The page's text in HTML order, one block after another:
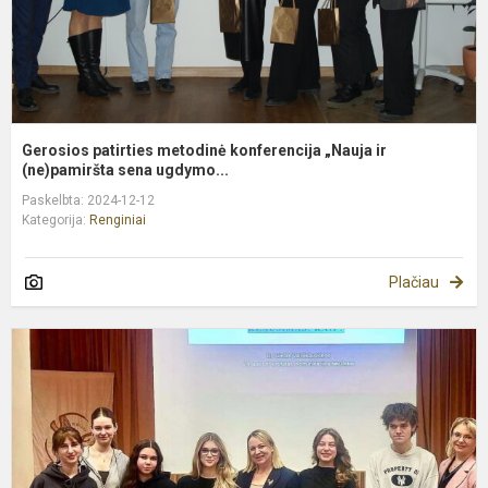
Gerosios patirties metodinė konferencija „Nauja ir
(ne)pamiršta sena ugdymo...
Paskelbta: 2024-12-12
Kategorija: Renginiai
Plačiau